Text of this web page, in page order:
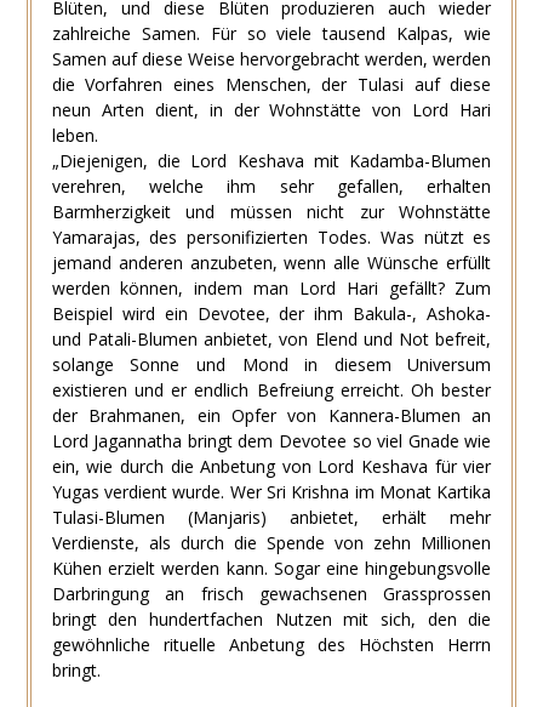
Blüten, und diese Blüten produzieren auch wieder
zahlreiche Samen. Für so viele tausend Kalpas, wie
Samen auf diese Weise hervorgebracht werden, werden
die Vorfahren eines Menschen, der Tulasi auf diese
neun Arten dient, in der Wohnstätte von Lord Hari
leben.
„Diejenigen, die Lord Keshava mit Kadamba-Blumen
verehren, welche ihm sehr gefallen, erhalten
Barmherzigkeit und müssen nicht zur Wohnstätte
Yamarajas, des personifizierten Todes. Was nützt es
jemand anderen anzubeten, wenn alle Wünsche erfüllt
werden können, indem man Lord Hari gefällt? Zum
Beispiel wird ein Devotee, der ihm Bakula-, Ashoka-
und Patali-Blumen anbietet, von Elend und Not befreit,
solange Sonne und Mond in diesem Universum
existieren und er endlich Befreiung erreicht. Oh bester
der Brahmanen, ein Opfer von Kannera-Blumen an
Lord Jagannatha bringt dem Devotee so viel Gnade wie
ein, wie durch die Anbetung von Lord Keshava für vier
Yugas verdient wurde. Wer Sri Krishna im Monat Kartika
Tulasi-Blumen (Manjaris) anbietet, erhält mehr
Verdienste, als durch die Spende von zehn Millionen
Kühen erzielt werden kann. Sogar eine hingebungsvolle
Darbringung an frisch gewachsenen Grassprossen
bringt den hundertfachen Nutzen mit sich, den die
gewöhnliche rituelle Anbetung des Höchsten Herrn
bringt.